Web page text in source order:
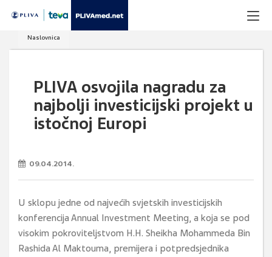
Naslovnica
PLIVA osvojila nagradu za
najbolji investicijski projekt u
istočnoj Europi
09.04.2014.
U sklopu jedne od najvećih svjetskih investicijskih
konferencija Annual Investment Meeting, a koja se pod
visokim pokroviteljstvom H.H. Sheikha Mohammeda Bin
Rashida Al Maktouma, premijera i potpredsjednika